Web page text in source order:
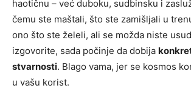
haotičnu – već duboku, sudbinsku i
čemu ste maštali, što ste zamišljali u
ono što ste želeli, ali se možda niste
izgovorite, sada počinje da dobija
stvarnosti. Blago vama, jer se kosmos
u vašu korist.